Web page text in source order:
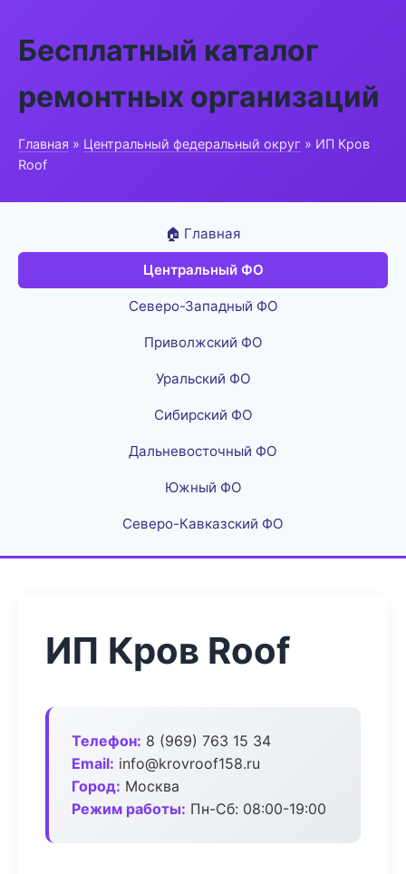
Бесплатный каталог
ремонтных организаций
Главная » Центральный федеральный округ » ИП Кров
Roof
🏠 Главная
Центральный ФО
Северо-Западный ФО
Приволжский ФО
Уральский ФО
Сибирский ФО
Дальневосточный ФО
Южный ФО
Северо-Кавказский ФО
ИП Кров Roof
Телефон: 8 (969) 763 15 34
Email: info@krovroof158.ru
Город: Москва
Режим работы: Пн-Сб: 08:00-19:00